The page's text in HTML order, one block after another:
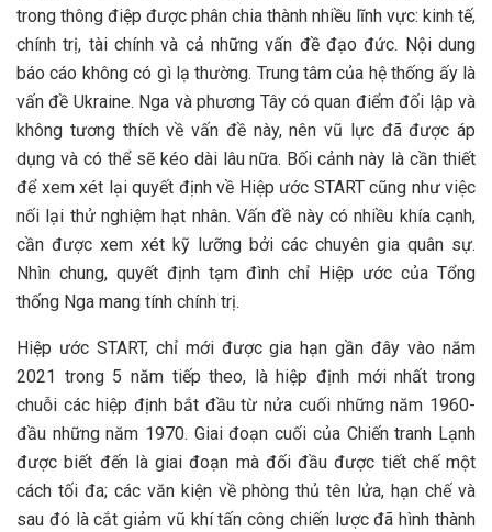
trong thông điệp được phân chia thành nhiều lĩnh vực: kinh tế,
chính trị, tài chính và cả những vấn đề đạo đức. Nội dung
báo cáo không có gì lạ thường. Trung tâm của hệ thống ấy là
vấn đề Ukraine. Nga và phương Tây có quan điểm đối lập và
không tương thích về vấn đề này, nên vũ lực đã được áp
dụng và có thể sẽ kéo dài lâu nữa. Bối cảnh này là cần thiết
để xem xét lại quyết định về Hiệp ước START cũng như việc
nối lại thử nghiệm hạt nhân. Vấn đề này có nhiều khía cạnh,
cần được xem xét kỹ lưỡng bởi các chuyên gia quân sự.
Nhìn chung, quyết định tạm đình chỉ Hiệp ước của Tổng
thống Nga mang tính chính trị.
Hiệp ước START, chỉ mới được gia hạn gần đây vào năm
2021 trong 5 năm tiếp theo, là hiệp định mới nhất trong
chuỗi các hiệp định bắt đầu từ nửa cuối những năm 1960-
đầu những năm 1970. Giai đoạn cuối của Chiến tranh Lạnh
được biết đến là giai đoạn mà đối đầu được tiết chế một
cách tối đa; các văn kiện về phòng thủ tên lửa, hạn chế và
sau đó là cắt giảm vũ khí tấn công chiến lược đã hình thành